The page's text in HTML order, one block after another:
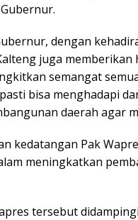
dengan
juga
semangat
bisa menghadapi
daerah agar
kedatangan Pak
meningkatkan
tersebut